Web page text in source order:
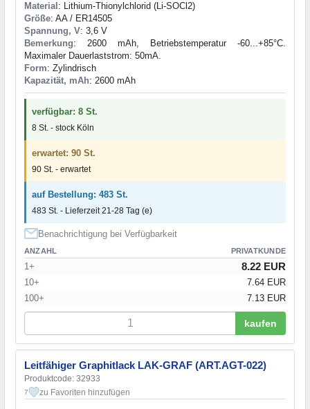
Material : Lithium-Thionylchlorid (Li-SOCl2)
Größe: AA / ER14505
Spannung, V: 3,6 V
Bemerkung: 2600 mAh, Betriebstemperatur -60...+85°C.
Maximaler Dauerlaststrom: 50mA.
Form: Zylindrisch
Kapazität, mAh: 2600 mAh
verfügbar: 8 St.
8 St. - stock Köln
erwartet: 90 St.
90 St. - erwartet
auf Bestellung: 483 St.
483 St. - Lieferzeit 21-28 Tag (e)
Benachrichtigung bei Verfügbarkeit
ANZAHL PRIVATKUNDE
1+ 8.22 EUR
10+
7.64 EUR
100+
7.13 EUR
kaufen
Leitfähiger Graphitlack LAK-GRAF (ART.AGT-022)
Produktcode: 32933
7 zu Favoriten hinzufügen